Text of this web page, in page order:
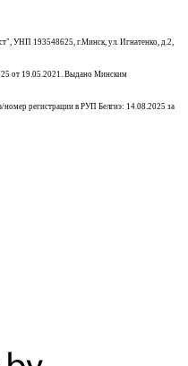
УНП 193548625, г.Минск, ул. Игнатенко, д.2,
от 19.05.2021. Выдано Минским
номер регистрации в РУП Белгиэ: 14.08.2025 за